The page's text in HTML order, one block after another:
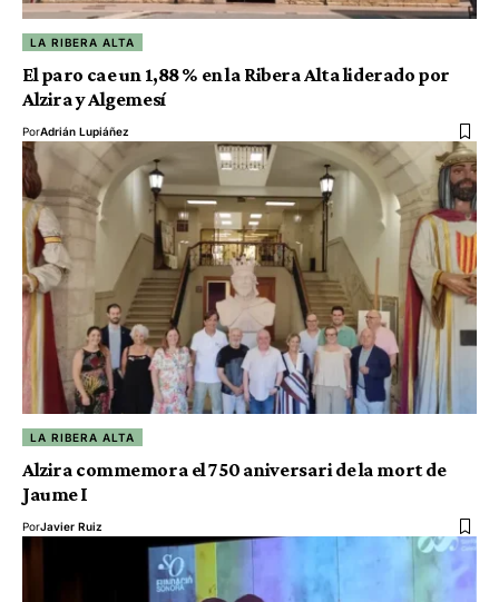
LA RIBERA ALTA
El paro cae un 1,88 % en la Ribera Alta liderado por
Alzira y Algemesí
PorAdrián Lupiáñez
LA RIBERA ALTA
Alzira commemora el 750 aniversari de la mort de
Jaume I
PorJavier Ruiz